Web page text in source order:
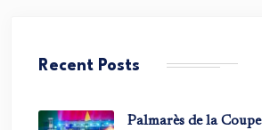
Recent Posts
Palmarès de la Coupe